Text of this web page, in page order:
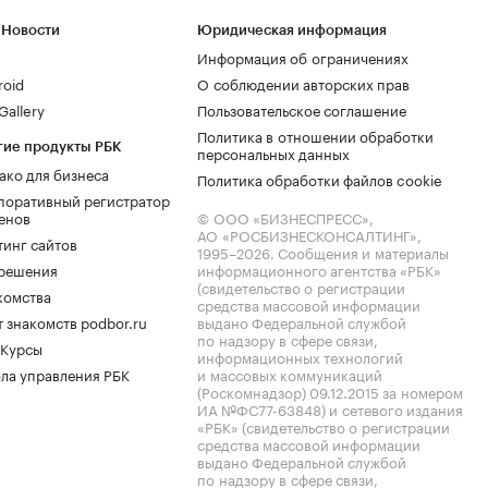
продукты РБК
для бизнеса
регистратор
сайтов
знакомств podbor.ru
управления РБК
Юридическая информация
Информация об ограничениях
О соблюдении авторских прав
Пользовательское соглашение
Политика в отношении обработки
персональных данных
Политика обработки файлов cookie
© ООО «БИЗНЕСПРЕСС»,
АО «РОСБИЗНЕСКОНСАЛТИНГ»,
1995–2026. Сообщения и материалы
информационного агентства «РБК»
(свидетельство о регистрации
средства массовой информации
выдано Федеральной службой
по надзору в сфере связи,
информационных технологий
и массовых коммуникаций
(Роскомнадзор) 09.12.2015 за номером
ИА №ФС77-63848) и сетевого издания
«РБК» (свидетельство о регистрации
средства массовой информации
выдано Федеральной службой
по надзору в сфере связи,